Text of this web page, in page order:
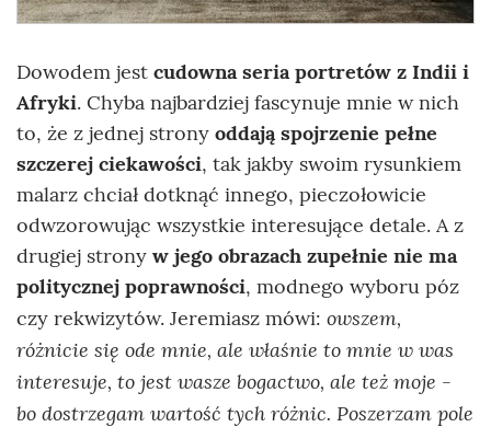
Dowodem jest cudowna seria portretów z Indii i
Afryki. Chyba najbardziej fascynuje mnie w nich
to, że z jednej strony oddają spojrzenie pełne
szczerej ciekawości, tak jakby swoim rysunkiem
malarz chciał dotknąć innego, pieczołowicie
odwzorowując wszystkie interesujące detale. A z
drugiej strony w jego obrazach zupełnie nie ma
politycznej poprawności, modnego wyboru póz
czy rekwizytów. Jeremiasz mówi: owszem,
różnicie się ode mnie, ale właśnie to mnie w was
interesuje, to jest wasze bogactwo, ale też moje -
bo dostrzegam wartość tych różnic. Poszerzam pole